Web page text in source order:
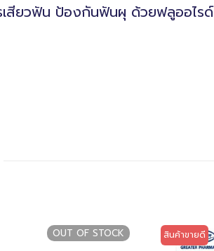
สียวฟัน ป้องกันฟันผุ ด้วยฟลูออไรด์
OUT OF STOCK สินค้าขายดี